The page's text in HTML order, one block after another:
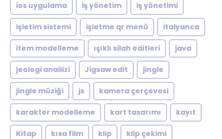
ios uygulama İş yönetim iş yönetimi
işletim sistemi işletme qr menü italyanca
item modelleme ışıklı silah editleri java
jeologi anailizi Jigsaw edit jingle
jingle müziği js kamera çerçevesi
karakter modelleme kart tasarımı kayıt
Kitap kısa film klip klip çekimi